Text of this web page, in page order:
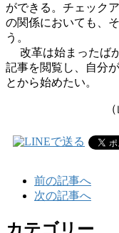
ができる。チェック
の関係においても、
う。
改革は始まったば
記事を閲覧し、自分
とから始めたい。
前の記事へ
次の記事へ
カテゴリー